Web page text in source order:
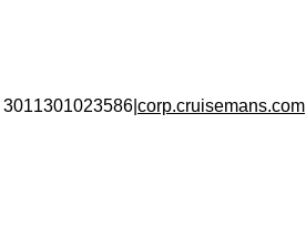
3011301023586 corp.cruisemans.com